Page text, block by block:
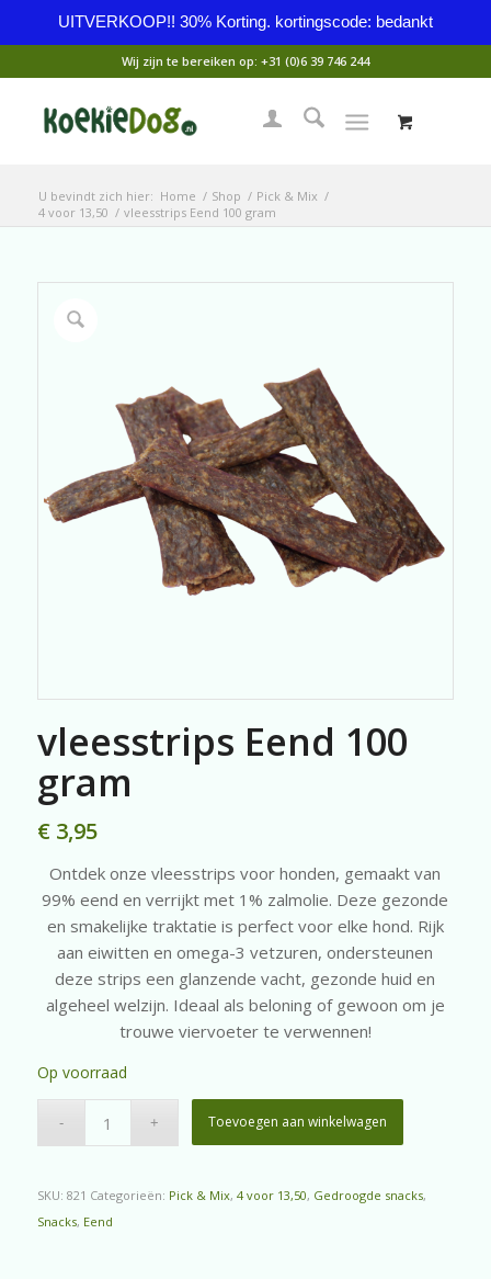
UITVERKOOP!! 30% Korting. kortingscode: bedankt
Wij zijn te bereiken op: +31 (0)6 39 746 244
U bevindt zich hier: Home / Shop / Pick & Mix /
4 voor 13,50 / vleesstrips Eend 100 gram
vleesstrips Eend 100
gram
€3,95
Ontdek onze vleesstrips voor honden, gemaakt van
99% eend en verrijkt met 1% zalmolie. Deze gezonde
en smakelijke traktatie is perfect voor elke hond. Rijk
aan eiwitten en omega-3 vetzuren, ondersteunen
deze strips een glanzende vacht, gezonde huid en
algeheel welzijn. Ideaal als beloning of gewoon om je
trouwe viervoeter te verwennen!
Op voorraad
Toevoegen aan winkelwagen
SKU: 821 Categorieën: Pick & Mix, 4 voor 13,50, Gedroogde snacks,
Snacks, Eend